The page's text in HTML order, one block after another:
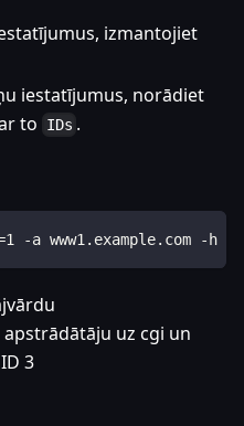
izmantojiet
iestatījumus, norādiet
to IDs .
-a www1.example.com -h
uz cgi un
3